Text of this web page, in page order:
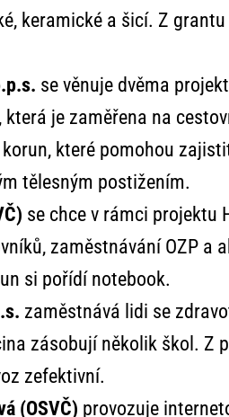
keramické a šicí. Z
se věnuje dvěma
která je zaměřena na
které pomohou
tělesným postižením.
se chce v rámci projektu
zaměstnávání OZP a
si pořídí notebook.
zaměstnává lidi se
zásobují několik škol. Z
zefektivní.
(OSVČ) provozuje